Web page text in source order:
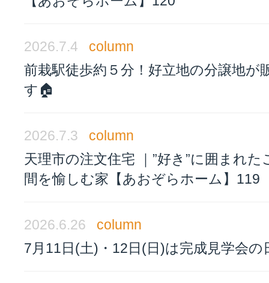
2026.7.4
column
前栽駅徒歩約５分！好立地の分譲地が
す🏠
2026.7.3
column
天理市の注文住宅 ｜”好き”に囲まれた
間を愉しむ家【あおぞらホーム】119
2026.6.26
column
7月11日(土)・12日(日)は完成見学会の